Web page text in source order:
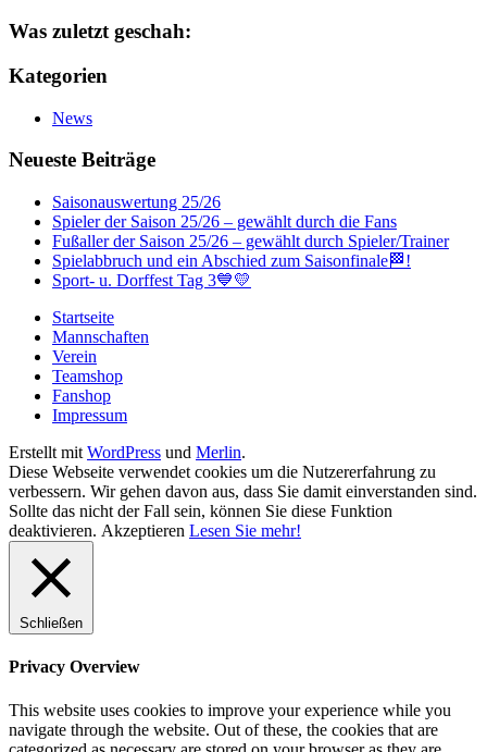
Was zuletzt geschah:
Kategorien
News
Neueste Beiträge
Saisonauswertung 25/26
Spieler der Saison 25/26 – gewählt durch die Fans
Fußaller der Saison 25/26 – gewählt durch Spieler/Trainer
Spielabbruch und ein Abschied zum Saisonfinale🏁!
Sport- u. Dorffest Tag 3💙💛
Startseite
Mannschaften
Verein
Teamshop
Fanshop
Impressum
Erstellt mit WordPress und Merlin.
Diese Webseite verwendet cookies um die Nutzererfahrung zu
verbessern. Wir gehen davon aus, dass Sie damit einverstanden sind.
Sollte das nicht der Fall sein, können Sie diese Funktion
deaktivieren. Akzeptieren Lesen Sie mehr!
Schließen
Privacy Overview
This website uses cookies to improve your experience while you
navigate through the website. Out of these, the cookies that are